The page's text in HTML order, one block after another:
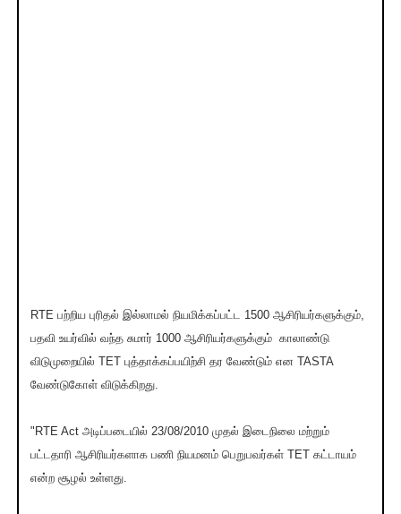
RTE பற்றிய புரிதல் இல்லாமல் நியமிக்கப்பட்ட 1500 ஆசிரியர்களுக்கும்,
பதவி உயர்வில் வந்த சுமார் 1000 ஆசிரியர்களுக்கும் காலாண்டு
விடுமுறையில் TET புத்தாக்கப்பயிற்சி தர வேண்டும் என TASTA
வேண்டுகோள் விடுக்கிறது.
"RTE Act அடிப்படையில் 23/08/2010 முதல் இடைநிலை மற்றும்
பட்டதாரி ஆசிரியர்களாக பணி நியமனம் பெறுபவர்கள் TET கட்டாயம்
என்ற சூழல் உள்ளது.